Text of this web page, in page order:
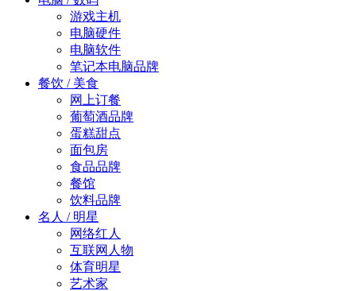
游戏主机
电脑硬件
电脑软件
笔记本电脑品牌
餐饮 / 美食
网上订餐
葡萄酒品牌
蛋糕甜点
面包房
食品品牌
餐馆
饮料品牌
名人 / 明星
网络红人
互联网人物
体育明星
艺术家